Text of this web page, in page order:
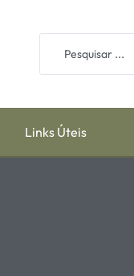
Links Úteis